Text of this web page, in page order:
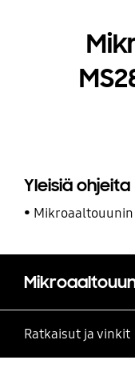
Yleisiä ohjeita
Ratkaisut ja vinkit